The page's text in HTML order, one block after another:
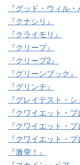
『グッド・ウィル
『クナシリ』
『クライモリ』
『クリープ』
『クリープ2』
『グリーンブック』
『グリンチ』
『グレイテスト・シ
『クワイエット・プ
『クワイエット・
『クワイエット・プ
『激突！』